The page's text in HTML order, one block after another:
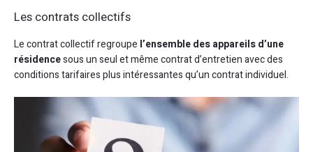
Les contrats collectifs
Le contrat collectif regroupe l’ensemble des appareils d’une
résidencesous un seul et même contrat d’entretien avec des
conditions tarifaires plus intéressantes qu’un contrat individuel.